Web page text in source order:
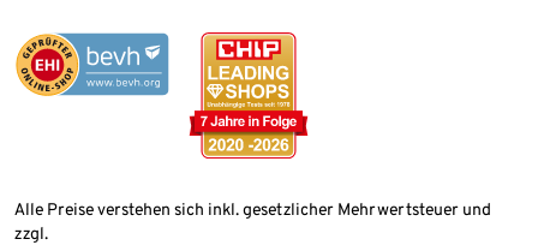
Alle Preise verstehen sich inkl. gesetzlicher Mehrwertsteuer und
zzgl.